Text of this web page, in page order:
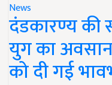
News
दंडकारण्य की
युग का
को दी गई